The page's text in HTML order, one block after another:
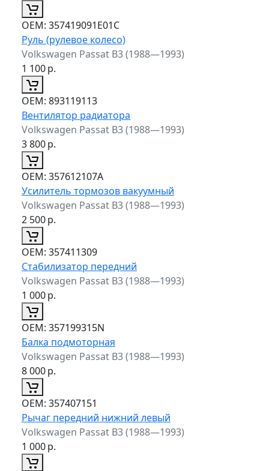
ОЕМ: 357419091E01C
Руль (рулевое колесо)
Volkswagen Passat B3 (1988—1993)
1 100р.
ОЕМ: 893119113
Вентилятор радиатора
Volkswagen Passat B3 (1988—1993)
3 800р.
ОЕМ: 357612107A
Усилитель тормозов вакуумный
Volkswagen Passat B3 (1988—1993)
2 500р.
ОЕМ: 357411309
Стабилизатор передний
Volkswagen Passat B3 (1988—1993)
1 000р.
ОЕМ: 357199315N
Балка подмоторная
Volkswagen Passat B3 (1988—1993)
8 000р.
ОЕМ: 357407151
Рычаг передний нижний левый
Volkswagen Passat B3 (1988—1993)
1 000р.